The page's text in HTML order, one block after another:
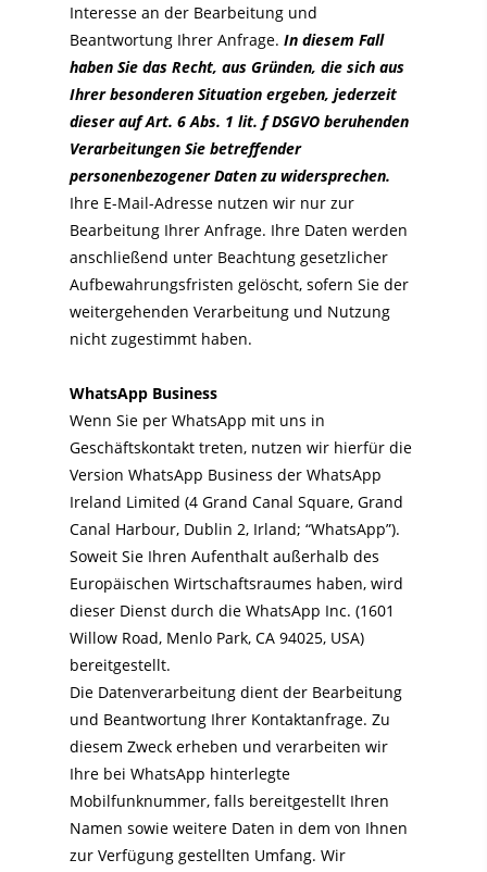
Interesse an der Bearbeitung und
Beantwortung Ihrer Anfrage. In diesem Fall
haben Sie das Recht, aus Gründen, die sich aus
Ihrer besonderen Situation ergeben, jederzeit
dieser auf Art. 6 Abs. 1 lit. f DSGVO beruhenden
Verarbeitungen Sie betreffender
personenbezogener Daten zu widersprechen.
Ihre E-Mail-Adresse nutzen wir nur zur
Bearbeitung Ihrer Anfrage. Ihre Daten werden
anschließend unter Beachtung gesetzlicher
Aufbewahrungsfristen gelöscht, sofern Sie der
weitergehenden Verarbeitung und Nutzung
nicht zugestimmt haben.
WhatsApp Business
Wenn Sie per WhatsApp mit uns in
Geschäftskontakt treten, nutzen wir hierfür die
Version WhatsApp Business der WhatsApp
Ireland Limited (4 Grand Canal Square, Grand
Canal Harbour, Dublin 2, Irland; “WhatsApp”).
Soweit Sie Ihren Aufenthalt außerhalb des
Europäischen Wirtschaftsraumes haben, wird
dieser Dienst durch die WhatsApp Inc. (1601
Willow Road, Menlo Park, CA 94025, USA)
bereitgestellt.
Die Datenverarbeitung dient der Bearbeitung
und Beantwortung Ihrer Kontaktanfrage. Zu
diesem Zweck erheben und verarbeiten wir
Ihre bei WhatsApp hinterlegte
Mobilfunknummer, falls bereitgestellt Ihren
Namen sowie weitere Daten in dem von Ihnen
zur Verfügung gestellten Umfang. Wir